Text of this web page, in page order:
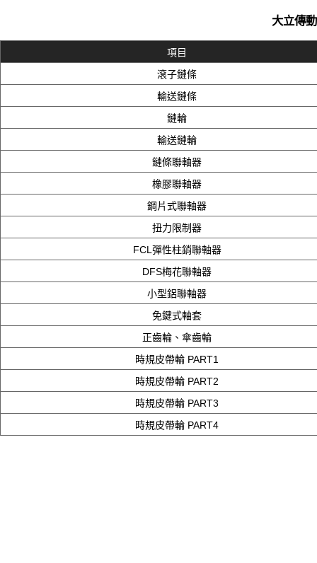
大立傳
項目
滾子鏈條
輸送鏈條
鏈輪
輸送鏈輪
鏈條聯軸器
橡膠聯軸器
鋼片式聯軸器
扭力限制器
FCL彈性柱銷聯軸器
DFS梅花聯軸器
小型鋁聯軸器
免鍵式軸套
正齒輪、傘齒輪
時規皮帶輪 PART1
時規皮帶輪 PART2
時規皮帶輪 PART3
時規皮帶輪 PART4